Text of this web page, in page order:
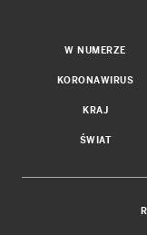
W NUMERZE
KORONAWIRUS
KRAJ
ŚWIAT